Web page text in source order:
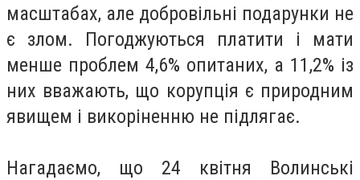
масштабах, але добровільні подарунки не
є злом. Погоджуються платити і мати
менше проблем 4,6% опитаних, а 11,2% із
них вважають, що корупція є природним
явищем і викоріненню не підлягає.
Нагадаємо, що 24 квітня Волинські